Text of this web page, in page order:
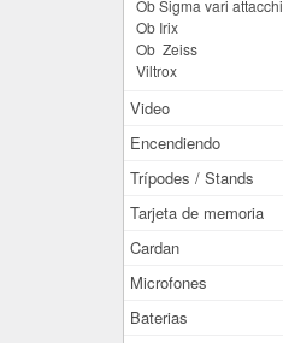
Ob Sigma vari attacchi
Ob Irix
Ob Zeiss
Viltrox
Video
Encendiendo
Trípodes / Stands
Tarjeta de memoria
Cardan
Microfones
Baterias